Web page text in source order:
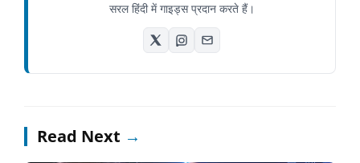
सरल हिंदी में गाइड्स प्रदान करते हैं।
Read Next →